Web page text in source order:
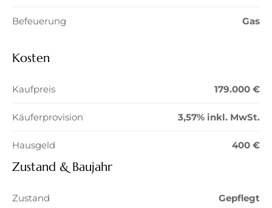
Befeuerung Gas
Kosten
Kaufpreis 179.000 €
Käuferprovision 3,57% inkl. MwSt.
Hausgeld 400 €
Zustand & Baujahr
Zustand Gepflegt